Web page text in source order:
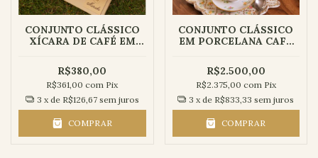
CONJUNTO CLÁSSICO
XÍCARA DE CAFÉ EM
BORBOLETA - 2 peças
R$380,00
R$361,00com Pix
3 x de R$126,67 sem juros
COMPRAR
CONJUNTO CLÁSSICO
EM PORCELANA CAFÉ
AURORA - 7 peças
R$2.500,00
R$2.375,00 com Pix
3 x de R$833,33 sem juros
COMPRAR